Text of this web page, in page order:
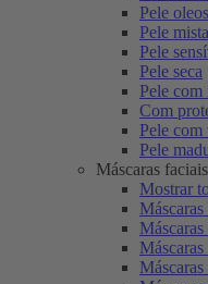
Pele
Pele mista
Pele
Pele seca
Pele com
Com
Pele
Pele
Máscaras faciais
Mostrar